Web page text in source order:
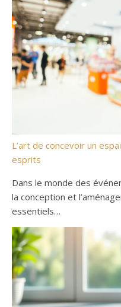
L’art de concevoir un
esprits
Dans le monde des
la conception et
essentiels…